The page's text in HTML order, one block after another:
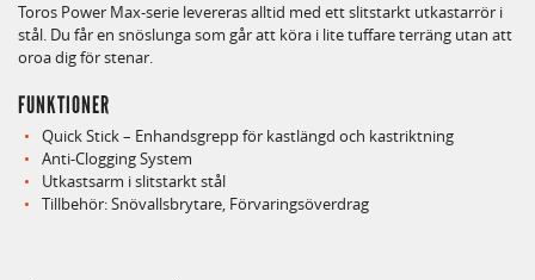
Toros Power Max-serie levereras alltid med ett slitstarkt utkastarrör i
stål. Du får en snöslunga som går att köra i lite tuffare terräng utan att
oroa dig för stenar.
FUNKTIONER
Quick Stick – Enhandsgrepp för kastlängd och kastriktning
Anti-Clogging System
Utkastsarm i slitstarkt stål
Tillbehör: Snövallsbrytare, Förvaringsöverdrag